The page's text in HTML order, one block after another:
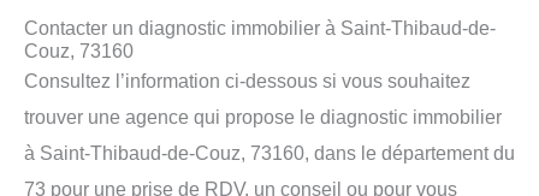
Contacter un diagnostic immobilier à Saint-Thibaud-de-
Couz, 73160
Consultez l’information ci-dessous si vous souhaitez
trouver une agence qui propose le diagnostic immobilier
à Saint-Thibaud-de-Couz, 73160, dans le département du
73 pour une prise de RDV, un conseil ou pour vous